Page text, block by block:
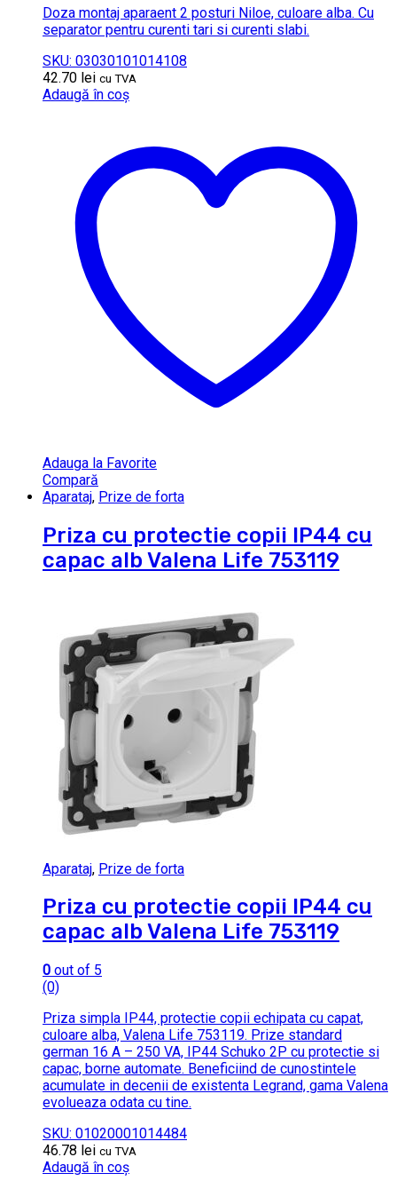
Doza montaj aparaent 2 posturi Niloe, culoare alba. Cu
separator pentru curenti tari si curenti slabi.
SKU: 03030101014108
42.70 lei cu TVA
Adaugă în coș
Adauga la Favorite
Compară
Aparataj, Prize de forta
Priza cu protectie copii IP44 cu
capac alb Valena Life 753119
Aparataj, Prize de forta
Priza cu protectie copii IP44 cu
capac alb Valena Life 753119
0 out of 5
(0)
Priza simpla IP44, protectie copii echipata cu capat,
culoare alba, Valena Life 753119. Prize standard
german 16 A – 250 VA, IP44 Schuko 2P cu protectie si
capac, borne automate. Beneficiind de cunostintele
acumulate in decenii de existenta Legrand, gama Valena
evolueaza odata cu tine.
SKU: 01020001014484
46.78 lei cu TVA
Adaugă în coș